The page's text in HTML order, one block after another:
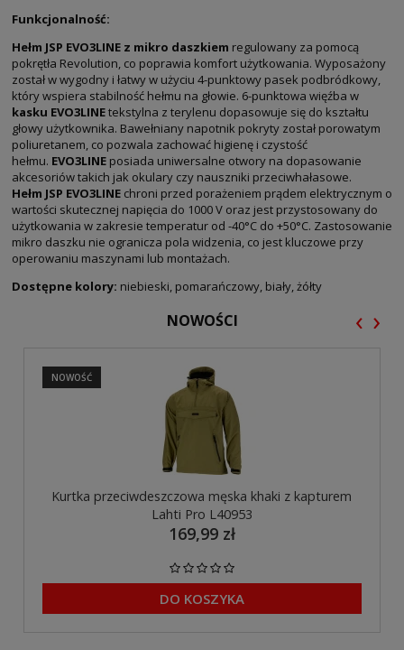
Funkcjonalność:
Hełm JSP EVO3LINE z mikro daszkiem regulowany za pomocą
pokrętła Revolution, co poprawia komfort użytkowania. Wyposażony
został w wygodny i łatwy w użyciu 4-punktowy pasek podbródkowy,
który wspiera stabilność hełmu na głowie. 6-punktowa więźba w
kasku EVO3LINEtekstylna z terylenu dopasowuje się do kształtu
głowy użytkownika. Bawełniany napotnik pokryty został porowatym
poliuretanem, co pozwala zachować higienę i czystość
hełmu. EVO3LINE posiada uniwersalne otwory na dopasowanie
akcesoriów takich jak okulary czy nauszniki przeciwhałasowe.
Hełm JSP EVO3LINE chroni przed porażeniem prądem elektrycznym o
wartości skutecznej napięcia do 1000 V oraz jest przystosowany do
użytkowania w zakresie temperatur od -40°C do +50°C. Zastosowanie
mikro daszku nie ogranicza pola widzenia, co jest kluczowe przy
operowaniu maszynami lub montażach.
Dostępne kolory: niebieski, pomarańczowy, biały, żółty
NOWOŚCI
Kurtka przeciwdeszczowa męska khaki z kapturem
Lahti Pro L40953
169,99 zł
DO KOSZYKA
NOWOŚĆ
‹ ›